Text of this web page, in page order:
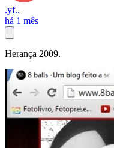
.yf..
há 1 mês
Herança 2009.